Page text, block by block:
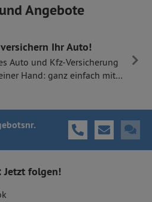
Angebote
Ihr Auto!
Auto und Kfz-Versicherung
Hand: ganz einfach mit
Jetzt folgen!